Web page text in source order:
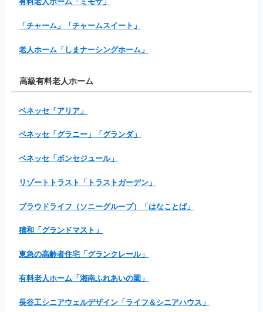
「チャーム」「チャームスイート」
老人ホーム「しまナーシングホーム」
高級有料老人ホーム
ベネッセ「アリア」
ベネッセ「グラニー」「グランダ」
ベネッセ「ボンセジュール」
リゾートトラスト「トラストガーデン」
プラウドライフ（ソニーグループ）「はなことば」
積和「グランドマスト」
東急の高齢者住宅「グランクレール」
有料老人ホーム「湘南ふれあいの園」
長谷工シニアウェルデザイン「ライフ＆シニアハウス」